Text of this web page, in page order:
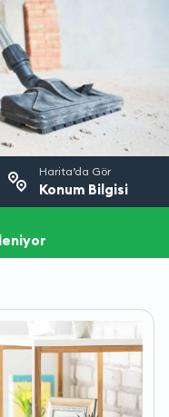
Harita’da Gör
Konum Bilgisi